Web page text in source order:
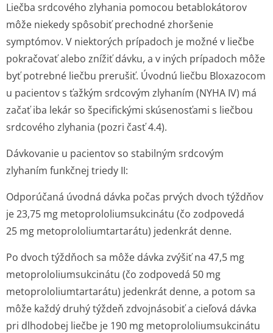
Liečba srdcového zlyhania pomocou betablokátorov
môže niekedy spôsobiť prechodné zhoršenie
symptómov. V niektorých prípadoch je možné v liečbe
pokračovať alebo znížiť dávku, a v iných prípadoch môže
byť potrebné liečbu prerušiť. Úvodnú liečbu Bloxazocom
u pacientov s ťažkým srdcovým zlyhaním (NYHA IV) má
začať iba lekár so špecifickými skúsenosťami s liečbou
srdcového zlyhania (pozri časť 4.4).
Dávkovanie u pacientov so stabilným srdcovým
zlyhaním funkčnej triedy II:
Odporúčaná úvodná dávka počas prvých dvoch týždňov
je 23,75 mg metoprololium­sukcinátu (čo zodpovedá
25 mg metoprololium­tartarátu) jedenkrát denne.
Po dvoch týždňoch sa môže dávka zvýšiť na 47,5 mg
metoprololium­sukcinátu (čo zodpovedá 50 mg
metoprololium­tartarátu) jedenkrát denne, a potom sa
môže každý druhý týždeň zdvojnásobiť a cieľová dávka
pri dlhodobej liečbe je 190 mg metoprololium­sukcinátu